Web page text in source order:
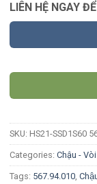
LIÊN HỆ NGAY
SKU: HS21-SSD1S60
Categories: Chậu -
Tags: 567.94.010,